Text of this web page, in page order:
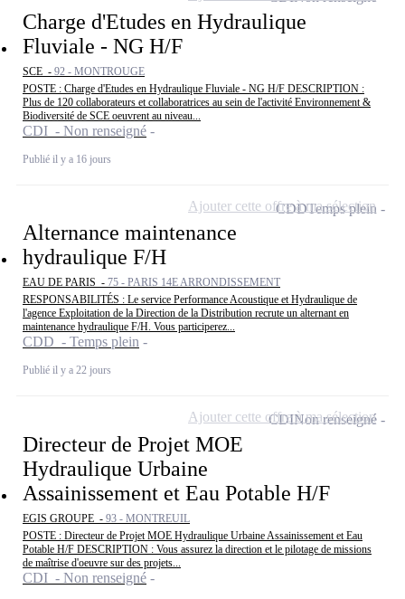
Charge d'Etudes en Hydraulique
Fluviale - NG H/F
SCE - 92 - MONTROUGE
POSTE : Charge d'Etudes en Hydraulique Fluviale - NG H/F DESCRIPTION :
Plus de 120 collaborateurs et collaboratrices au sein de l'activité Environnement &
Biodiversité de SCE oeuvrent au niveau...
CDI - Non renseigné
Publié il y a 16 jours
Alternance maintenance
hydraulique F/H
EAU DE PARIS - 75 - PARIS 14E ARRONDISSEMENT
RESPONSABILITÉS : Le service Performance Acoustique et Hydraulique de
l'agence Exploitation de la Direction de la Distribution recrute un alternant en
maintenance hydraulique F/H. Vous participerez...
CDD - Temps plein
Publié il y a 22 jours
CDDTemps plein
Ajouter cette offre à ma sélection
Directeur de Projet MOE
Hydraulique Urbaine
Assainissement et Eau Potable H/F
EGIS GROUPE - 93 - MONTREUIL
POSTE : Directeur de Projet MOE Hydraulique Urbaine Assainissement et Eau
Potable H/F DESCRIPTION : Vous assurez la direction et le pilotage de missions
de maîtrise d'oeuvre sur des projets...
CDI - Non renseigné
CDINon renseigné
Ajouter cette offre à ma sélection